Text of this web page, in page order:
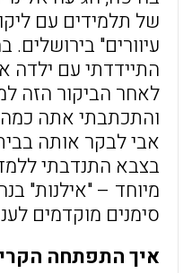
של תלמידים עם
עיוורים" בירושלים.
התיידדתי עם ילדה
לאחר הביקור הזה
והתכתבתי אתה
אבי לבקר אותה
בצבא התנדבתי
מיוחד – "אילנות"
סימנים מוקדמים
איך התפתחה